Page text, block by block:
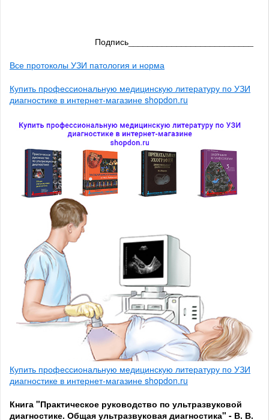
Подпись__________________________
Все протоколы УЗИ патология и норма
Купить профессиональную медицинскую литературу по УЗИ
диагностике в интернет-магазине shopdon.ru
Купить профессиональную медицинскую литературу по УЗИ
диагностике в интернет-магазине shopdon.ru
Книга "Практическое руководство по ультразвуковой
диагностике. Общая ультразвуковая диагностика" - В. В.